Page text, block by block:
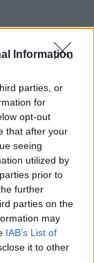
Information
parties, or
for
opt-out
that after your
seeing
utilized by
prior to
further
parties on the
may
IAB’s List of
it to other